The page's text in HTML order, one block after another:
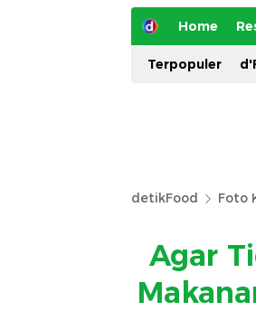
Home
Terpopuler
detikFood Foto
Agar